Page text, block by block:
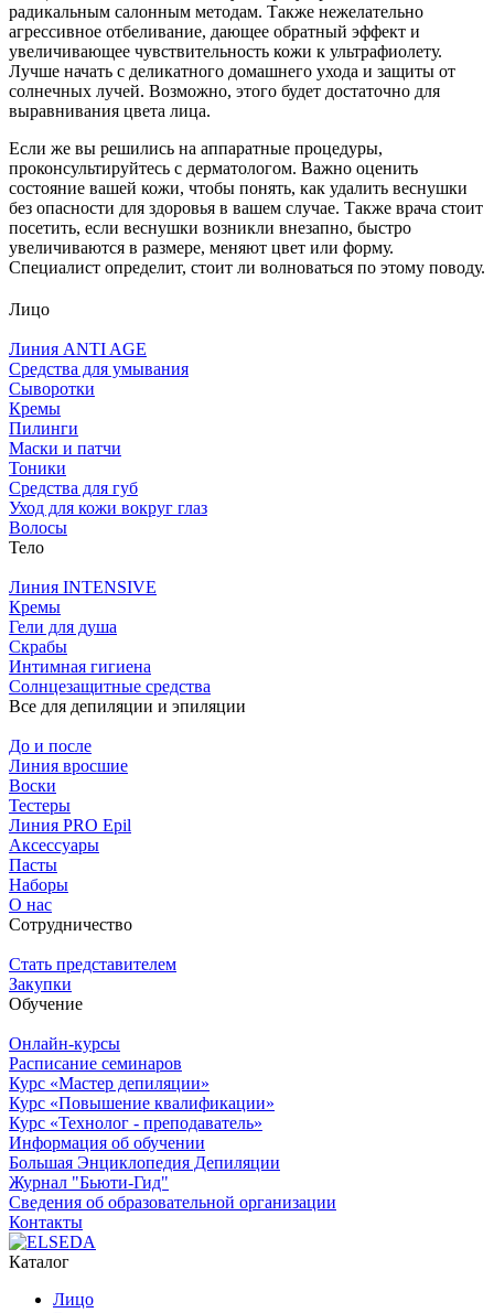
радикальным салонным методам. Также нежелательно
агрессивное отбеливание, дающее обратный эффект и
увеличивающее чувствительность кожи к ультрафиолету.
Лучше начать с деликатного домашнего ухода и защиты от
солнечных лучей. Возможно, этого будет достаточно для
выравнивания цвета лица.
Если же вы решились на аппаратные процедуры,
проконсультируйтесь с дерматологом. Важно оценить
состояние вашей кожи, чтобы понять, как удалить веснушки
без опасности для здоровья в вашем случае. Также врача стоит
посетить, если веснушки возникли внезапно, быстро
увеличиваются в размере, меняют цвет или форму.
Специалист определит, стоит ли волноваться по этому поводу.
Лицо
Линия ANTI AGE
Средства для умывания
Сыворотки
Кремы
Пилинги
Маски и патчи
Тоники
Средства для губ
Уход для кожи вокруг глаз
Волосы
Тело
Линия INTENSIVE
Кремы
Гели для душа
Скрабы
Интимная гигиена
Солнцезащитные средства
Все для депиляции и эпиляции
До и после
Линия вросшие
Воски
Тестеры
Линия PRO Epil
Аксессуары
Пасты
Наборы
О нас
Сотрудничество
Стать представителем
Закупки
Обучение
Онлайн-курсы
Расписание семинаров
Курс «Мастер депиляции»
Курс «Повышение квалификации»
Курс «Технолог - преподаватель»
Информация об обучении
Большая Энциклопедия Депиляции
Журнал "Бьюти-Гид"
Сведения об образовательной организации
Контакты
Каталог
Лицо